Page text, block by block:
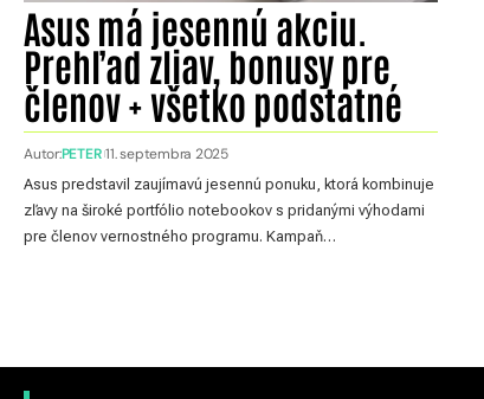
Asus má jesennú akciu.
Prehľad zliav, bonusy pre
členov + všetko podstatné
Autor:PETER 11. septembra 2025
Asus predstavil zaujímavú jesennú ponuku, ktorá kombinuje
zľavy na široké portfólio notebookov s pridanými výhodami
pre členov vernostného programu. Kampaň…